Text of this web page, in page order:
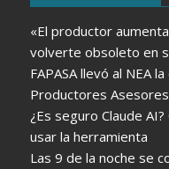
«El productor
volverte obsoleto en
FAPASA llevó al NEA
Productores Asesores
¿Es seguro Claude
usar la herramienta
Las 9 de la noche se